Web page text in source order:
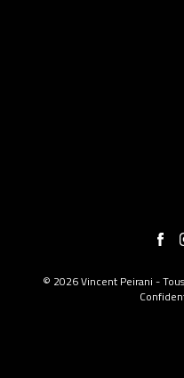
© 2026 Vincent Peirani -